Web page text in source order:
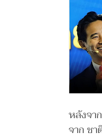
หลังจา
จาก ช